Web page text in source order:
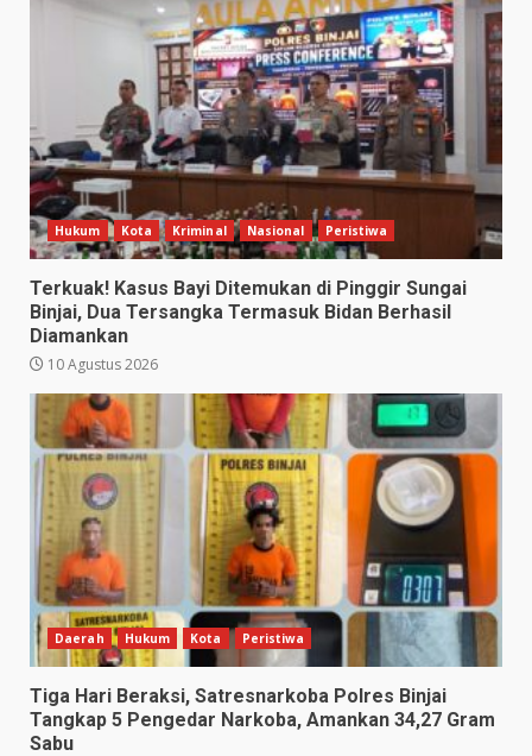
Hukum Kota Kriminal Nasional Peristiwa
Terkuak! Kasus Bayi Ditemukan di Pinggir Sungai
Binjai, Dua Tersangka Termasuk Bidan Berhasil
Diamankan
10 Agustus 2026
Daerah Hukum Kota Peristiwa
Tiga Hari Beraksi, Satresnarkoba Polres Binjai
Tangkap 5 Pengedar Narkoba, Amankan 34,27 Gram
Sabu